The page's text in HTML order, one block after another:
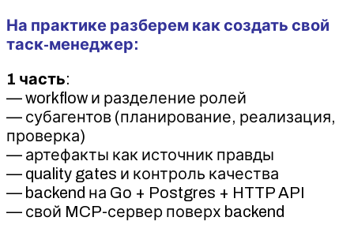
На практике разберем как создать свой
таск-менеджер:
1 часть:
— workflow и разделение ролей
— субагентов (планирование, реализация,
проверка)
— артефакты как источник правды
— quality gates и контроль качества
— backend на Go + Postgres + HTTP API
— свой MCP-сервер поверх backend